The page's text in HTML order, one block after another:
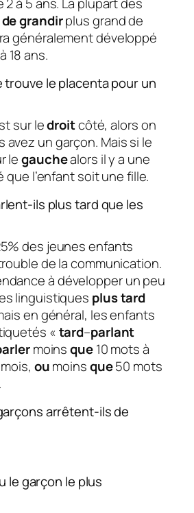
grandirplus grand de
généralement développé
18 ans.
trouve le placenta pour un
sur ledroitcôté, alors on
avez un garçon. Mais si le
legauchealors il y a une
l’enfant soit une fille.
ils plus tard que les
des jeunes enfants
de la communication.
à développer un peu
linguistiques plus tard
en général, les enfants
«tard–parlant
moinsque10 mots à
oumoinsque50 mots
arrêtent-ils de
le garçon le plus